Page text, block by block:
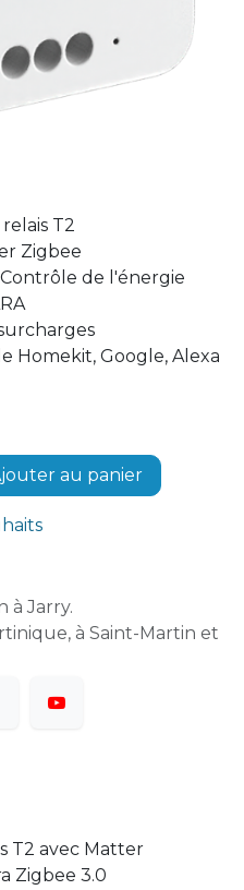
T2
Zigbee
de l'énergie
Homekit, Google, Alexa
au panier
à Jarry.
à Saint-Martin et
T2 avec Matter
Zigbee 3.0